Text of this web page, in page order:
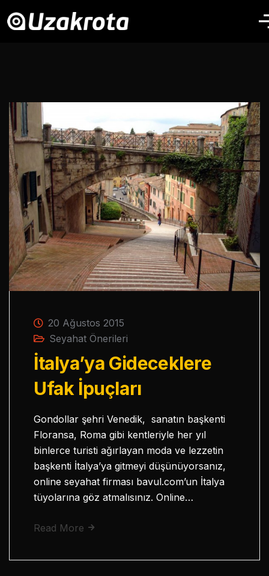
20 Ağustos 2015
Seyahat Önerileri
İtalya’ya Gideceklere
Ufak İpuçları
Gondollar şehri Venedik, sanatın başkenti
Floransa, Roma gibi kentleriyle her yıl
binlerce turisti ağırlayan moda ve lezzetin
başkenti İtalya’ya gitmeyi düşünüyorsanız,
online seyahat firması bavul.com’un İtalya
tüyolarına göz atmalısınız. Online…
Read More